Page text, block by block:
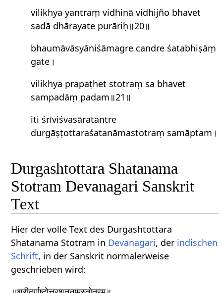
vilikhya yantraṃ vidhinā vidhijño bhavet
sadā dhārayate purāriḥ॥20॥
bhaumāvāsyāniśāmagre candre śatabhiṣāṃ
gate।
vilikhya prapaṭhet stotraṃ sa bhavet
sampadāṃ padam॥21॥
iti śrīviś‍vasāratantre
durgāṣṭottaraśatanāmastotraṃ samāptam।
Durgashtottara Shatanama
Stotram Devanagari Sanskrit
Text
Hier der volle Text des Durgashtottara
Shatanama Stotram in Devanagari, der indischen
Schrift, in der Sanskrit normalerweise
geschrieben wird: